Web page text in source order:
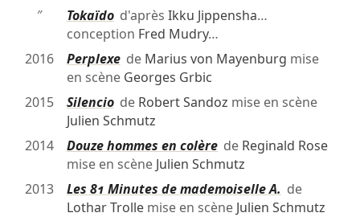
″
Tokaïdod'après Ikku Jippensha…
conception Fred Mudry…
2016
Perplexede Marius von Mayenburg mise
en scène Georges Grbic
2015
Silenciode Robert Sandoz mise en scène
Julien Schmutz
2014
Douze hommes en colèrede Reginald Rose
mise en scène Julien Schmutz
2013
Les 81 Minutes de mademoiselle A. de
Lothar Trollemise en scène Julien Schmutz